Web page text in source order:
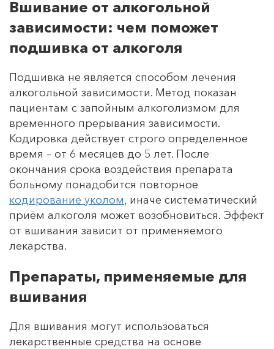
Вшивание от алкогольной
зависимости: чем поможет
подшивка от алкоголя
Подшивка не является способом лечения
алкогольной зависимости. Метод показан
пациентам с запойным алкоголизмом для
временного прерывания зависимости.
Кодировка действует строго определенное
время – от 6 месяцев до 5 лет. После
окончания срока воздействия препарата
больному понадобится повторное
кодирование уколом, иначе систематический
приём алкоголя может возобновиться. Эффект
от вшивания зависит от применяемого
лекарства.
Препараты, применяемые для
вшивания
Для вшивания могут использоваться
лекарственные средства на основе